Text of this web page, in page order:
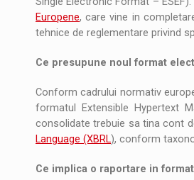
Europene, care vine in
tehnice de reglementare privind
Ce presupune noul format
Conform cadrului normativ
formatul Extensible Hypertext
consolidate trebuie sa tina cont
Language (XBRL), conform
Ce implica o raportare in